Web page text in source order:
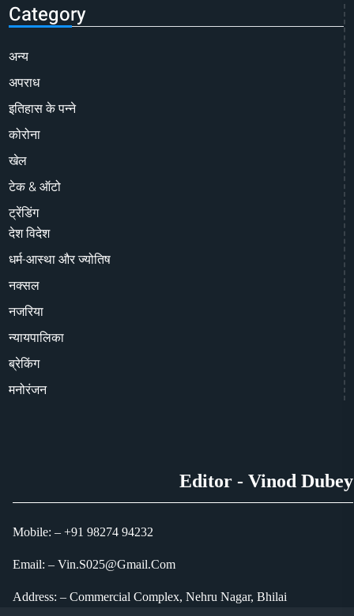
Category
अन्य
अपराध
इतिहास के पन्ने
कोरोना
खेल
टेक & ऑटो
ट्रेंडिंग
देश विदेश
धर्म-आस्था और ज्योतिष
नक्सल
नजरिया
न्यायपालिका
ब्रेकिंग
मनोरंजन
Editor - Vinod Dubey
Mobile: – +91 98274 94232
Email: – Vin.S025@Gmail.Com
Address: – Commercial Complex, Nehru Nagar, Bhilai